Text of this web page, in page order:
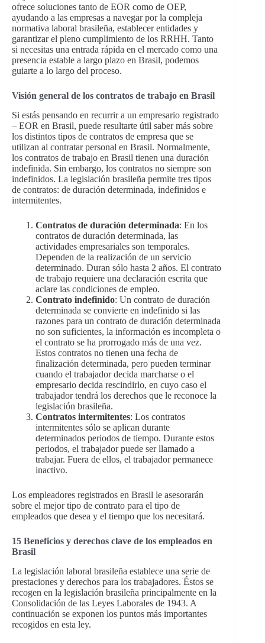
ofrece soluciones tanto de EOR como de OEP,
ayudando a las empresas a navegar por la compleja
normativa laboral brasileña, establecer entidades y
garantizar el pleno cumplimiento de los RRHH. Tanto
si necesitas una entrada rápida en el mercado como una
presencia estable a largo plazo en Brasil, podemos
guiarte a lo largo del proceso.
Visión general de los contratos de trabajo en Brasil
Si estás pensando en recurrir a un empresario registrado
– EOR en Brasil, puede resultarte útil saber más sobre
los distintos tipos de contratos de empresa que se
utilizan al contratar personal en Brasil. Normalmente,
los contratos de trabajo en Brasil tienen una duración
indefinida. Sin embargo, los contratos no siempre son
indefinidos. La legislación brasileña permite tres tipos
de contratos: de duración determinada, indefinidos e
intermitentes.
Contratos de duración determinada: En los
contratos de duración determinada, las
actividades empresariales son temporales.
Dependen de la realización de un servicio
determinado. Duran sólo hasta 2 años. El contrato
de trabajo requiere una declaración escrita que
aclare las condiciones de empleo.
Contrato indefinido: Un contrato de duración
determinada se convierte en indefinido si las
razones para un contrato de duración determinada
no son suficientes, la información es incompleta o
el contrato se ha prorrogado más de una vez.
Estos contratos no tienen una fecha de
finalización determinada, pero pueden terminar
cuando el trabajador decida marcharse o el
empresario decida rescindirlo, en cuyo caso el
trabajador tendrá los derechos que le reconoce la
legislación brasileña.
Contratos intermitentes: Los contratos
intermitentes sólo se aplican durante
determinados periodos de tiempo. Durante estos
periodos, el trabajador puede ser llamado a
trabajar. Fuera de ellos, el trabajador permanece
inactivo.
Los empleadores registrados en Brasil le asesorarán
sobre el mejor tipo de contrato para el tipo de
empleados que desea y el tiempo que los necesitará.
15 Beneficios y derechos clave de los empleados en
Brasil
La legislación laboral brasileña establece una serie de
prestaciones y derechos para los trabajadores. Éstos se
recogen en la legislación brasileña principalmente en la
Consolidación de las Leyes Laborales de 1943. A
continuación se exponen los puntos más importantes
recogidos en esta ley.